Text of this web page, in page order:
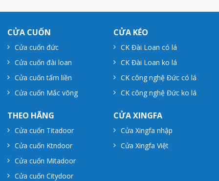
CỬA CUỐN
Cửa cuốn đức
Cửa cuốn đài loan
Cửa cuốn tấm liền
Cửa cuốn Mắc võng
CỬA KÉO
CK Đài Loan có lá
CK Đài Loan ko lá
CK công nghệ Đức có lá
CK công nghệ Đức ko lá
THEO HÃNG
Cửa cuốn Titadoor
Cửa cuốn Ktndoor
Cửa cuốn Mitadoor
Cửa cuốn Citydoor
CỬA XINGFA
Cửa Xingfa nhập
Cửa Xingfa Việt